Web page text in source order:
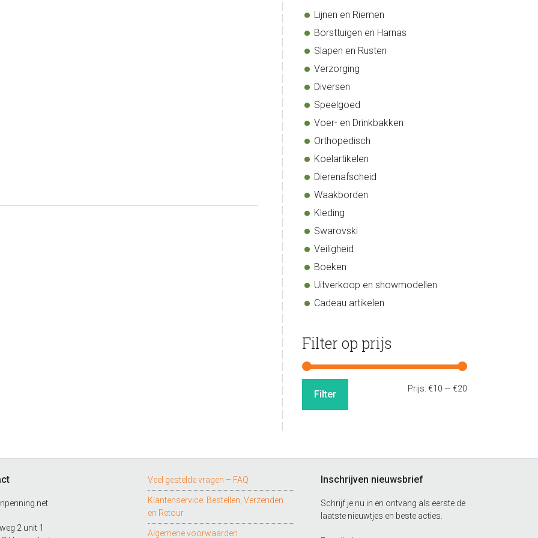
Lijnen en Riemen
Borsttuigen en Harnas
Slapen en Rusten
Verzorging
Diversen
Speelgoed
Voer- en Drinkbakken
Orthopedisch
Koelartikelen
Dierenafscheid
Waakborden
Kleding
Swarovski
Veiligheid
Boeken
Uitverkoop en showmodellen
Cadeau artikelen
Filter op prijs
Filter Prijs: €10 — €20
2 unit 1
Veel gestelde vragen – FAQ
Klantenservice: Bestellen, Verzenden
en Retour
Algemene voorwaarden
Inschrijven nieuwsbrief
Schrijf je nu in en ontvang als eerste de
laatste nieuwtjes en beste acties.